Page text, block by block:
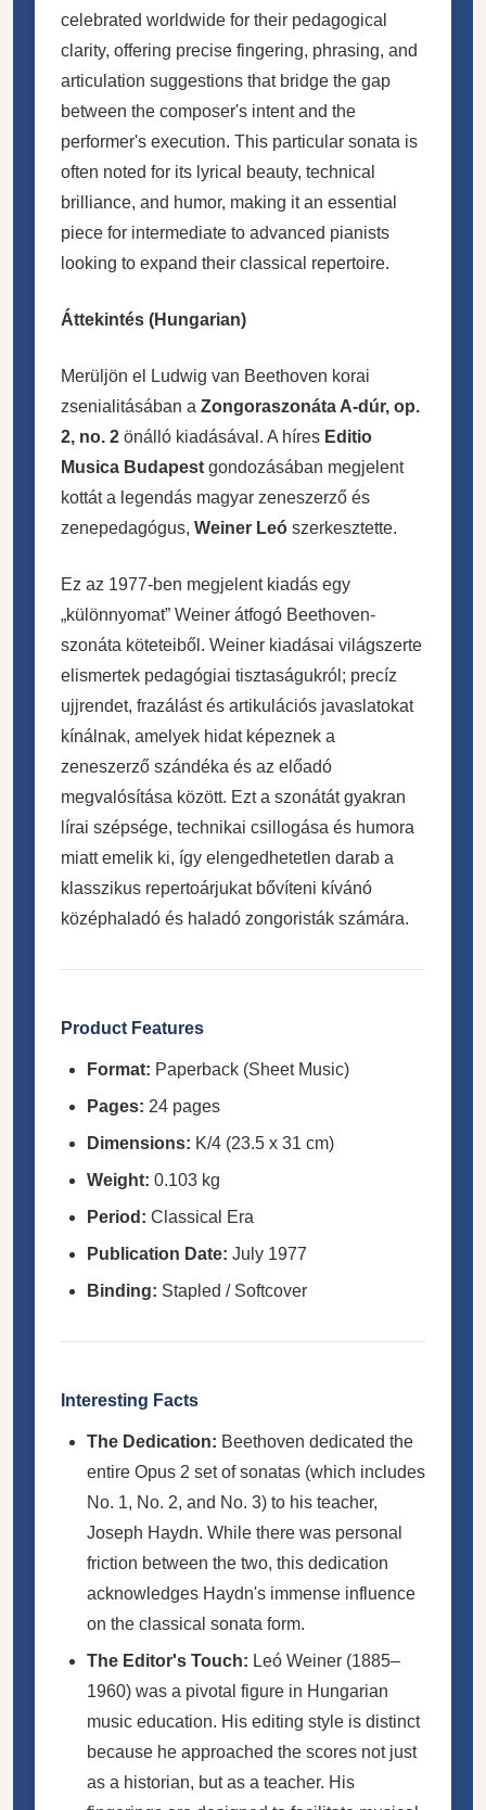
celebrated worldwide for their pedagogical
clarity, offering precise fingering, phrasing, and
articulation suggestions that bridge the gap
between the composer's intent and the
performer's execution. This particular sonata is
often noted for its lyrical beauty, technical
brilliance, and humor, making it an essential
piece for intermediate to advanced pianists
looking to expand their classical repertoire.
Áttekintés (Hungarian)
Merüljön el Ludwig van Beethoven korai
zsenialitásában a Zongoraszonáta A-dúr, op.
2, no. 2 önálló kiadásával. A híres Editio
Musica Budapest gondozásában megjelent
kottát a legendás magyar zeneszerző és
zenepedagógus, Weiner Leó szerkesztette.
Ez az 1977-ben megjelent kiadás egy
„különnyomat” Weiner átfogó Beethoven-
szonáta köteteiből. Weiner kiadásai világszerte
elismertek pedagógiai tisztaságukról; precíz
ujjrendet, frazálást és artikulációs javaslatokat
kínálnak, amelyek hidat képeznek a
zeneszerző szándéka és az előadó
megvalósítása között. Ezt a szonátát gyakran
lírai szépsége, technikai csillogása és humora
miatt emelik ki, így elengedhetetlen darab a
klasszikus repertoárjukat bővíteni kívánó
középhaladó és haladó zongoristák számára.
Product Features
Format: Paperback (Sheet Music)
Pages: 24 pages
Dimensions: K/4 (23.5 x 31 cm)
Weight: 0.103 kg
Period: Classical Era
Publication Date: July 1977
Binding: Stapled / Softcover
Interesting Facts
The Dedication: Beethoven dedicated the
entire Opus 2 set of sonatas (which includes
No. 1, No. 2, and No. 3) to his teacher,
Joseph Haydn. While there was personal
friction between the two, this dedication
acknowledges Haydn's immense influence
on the classical sonata form.
The Editor's Touch: Leó Weiner (1885–
1960) was a pivotal figure in Hungarian
music education. His editing style is distinct
because he approached the scores not just
as a historian, but as a teacher. His